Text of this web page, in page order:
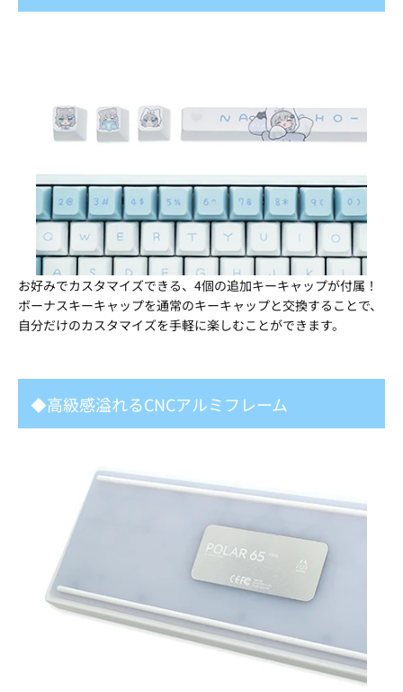
お好みでカスタマイズできる、4個の追加キーキャップが付属！
ボーナスキーキャップを通常のキーキャップと交換することで、
自分だけのカスタマイズを手軽に楽しむことができます。
◆高級感溢れるCNCアルミフレーム